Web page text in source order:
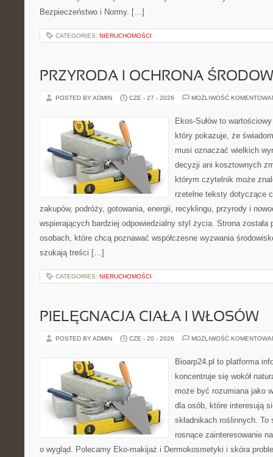
Bezpieczeństwo i Normy. […]
CATEGORIES: NIERUCHOMOŚCI
PRZYRODA I OCHRONA
POSTED BY ADMIN CZE - 27 - 2026 MOŻLIWOŚĆ
Ekos-Sułów to
który pokazuje, że
musi oznaczać wielkich
decyzji ani kosztownych
którym czytelnik może
rzetelne teksty dotyczące
zakupów, podróży, gotowania, energii, recyklingu, przyrody i
wspierających bardziej odpowiedzialny styl życia. Strona została
osobach, które chcą poznawać współczesne wyzwania
szukają treści […]
CATEGORIES: NIERUCHOMOŚCI
PIELĘGNACJA CIAŁA I WŁOSÓW
POSTED BY ADMIN CZE - 20 - 2026 MOŻLIWOŚĆ
Bioarp24.pl to platforma
koncentruje się wokół
może być rozumiana jako
dla osób, które interesują
składnikach roślinnych.
rosnące zainteresowanie
o wygląd. Polecamy Eko-makijaż i Dermokosmetyki i skóra